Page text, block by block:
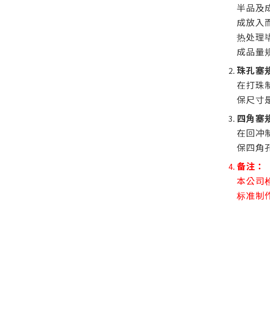
半品及
成放入
热处理
成品量
珠孔塞
在打珠
保尺寸
四角塞
在回冲
保四角
备注：
本公司
标准制